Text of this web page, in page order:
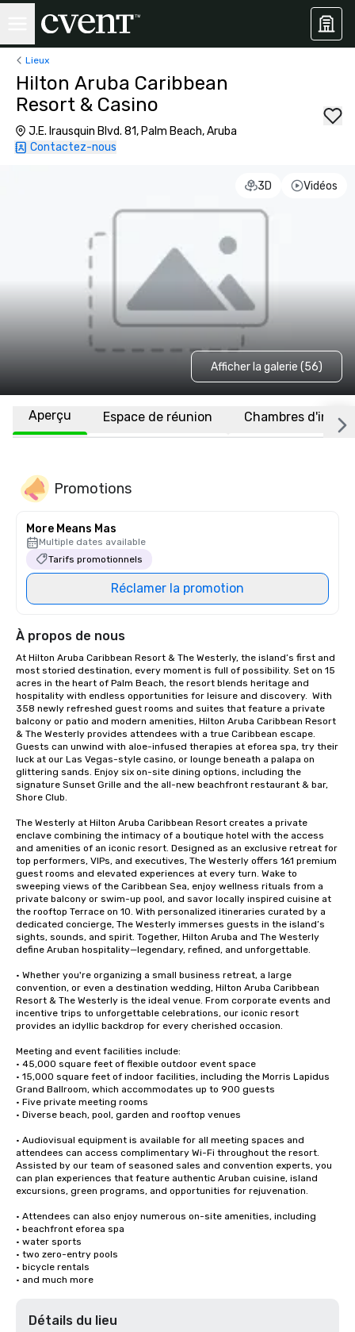
Lieux
Hilton Aruba Caribbean
Resort & Casino
J.E. Irausquin Blvd. 81, Palm Beach, Aruba
Contactez-nous
3D Vidéos
Afficher la galerie (56)
Aperçu Espace de réunion Chambres
Promotions
More Means Mas
Multiple dates available
Tarifs promotionnels
Réclamer la promotion
À propos de nous
At Hilton Aruba Caribbean Resort & The Westerly, the island’s first and
most storied destination, every moment is full of possibility. Set on 15
acres in the heart of Palm Beach, the resort blends heritage and
hospitality with endless opportunities for leisure and discovery.  With
358 newly refreshed guest rooms and suites that feature a private
balcony or patio and modern amenities, Hilton Aruba Caribbean Resort
& The Westerly provides attendees with a true Caribbean escape.
Guests can unwind with aloe-infused therapies at eforea spa, try their
luck at our Las Vegas-style casino, or lounge beneath a palapa on
glittering sands. Enjoy six on-site dining options, including the
signature Sunset Grille and the all-new beachfront restaurant & bar,
Shore Club.
The Westerly at Hilton Aruba Caribbean Resort creates a private
enclave combining the intimacy of a boutique hotel with the access
and amenities of an iconic resort. Designed as an exclusive retreat for
top performers, VIPs, and executives, The Westerly offers 161 premium
guest rooms and elevated experiences at every turn. Wake to
sweeping views of the Caribbean Sea, enjoy wellness rituals from a
private balcony or swim-up pool, and savor locally inspired cuisine at
the rooftop Terrace on 10. With personalized itineraries curated by a
dedicated concierge, The Westerly immerses guests in the island’s
sights, sounds, and spirit. Together, Hilton Aruba and The Westerly
define Aruban hospitality—legendary, refined, and unforgettable.
• Whether you're organizing a small business retreat, a large
convention, or even a destination wedding, Hilton Aruba Caribbean
Resort & The Westerly is the ideal venue. From corporate events and
incentive trips to unforgettable celebrations, our iconic resort
provides an idyllic backdrop for every cherished occasion.
Meeting and event facilities include:
• 45,000 square feet of flexible outdoor event space
• 15,000 square feet of indoor facilities, including the Morris Lapidus
Grand Ballroom, which accommodates up to 900 guests
• Five private meeting rooms
• Diverse beach, pool, garden and rooftop venues
• Audiovisual equipment is available for all meeting spaces and
attendees can access complimentary Wi-Fi throughout the resort.
Assisted by our team of seasoned sales and convention experts, you
can plan experiences that feature authentic Aruban cuisine, island
excursions, green programs, and opportunities for rejuvenation.
• Attendees can also enjoy numerous on-site amenities, including
• beachfront eforea spa
• water sports
• two zero-entry pools
• bicycle rentals
• and much more
Détails du lieu